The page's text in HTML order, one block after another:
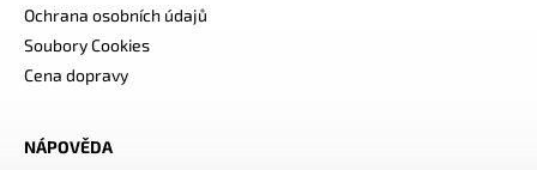
Ochrana osobních údajů
Soubory Cookies
Cena dopravy
NÁPOVĚDA